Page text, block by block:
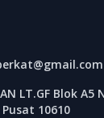
LT.GF Blok A5
10610